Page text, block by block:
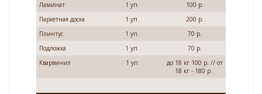
Ламинат
1 уп.
100 р.
Паркетная доска
1 уп.
200 р.
Плинтус
1 уп.
70 р.
Подложка
1 уп.
70 р.
Кварвинил
1 уп
до 18 кг 100 р. // от
18 кг - 180 р.